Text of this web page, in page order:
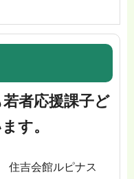
者応援課子ど
す。
住吉会館ルピナス